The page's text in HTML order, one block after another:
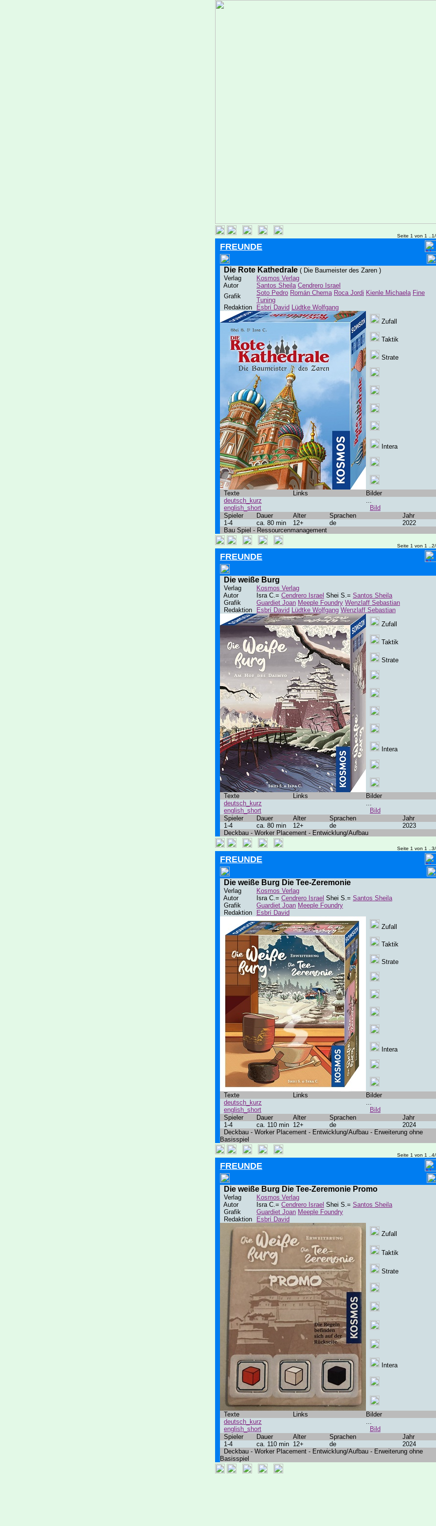
Seite 1 von 1
FREUNDE
Die Rote Kathedrale ( Die Baumeister des Zaren )
Verlag
Kosmos Verlag
Autor
Santos Sheila Cendrero Israel
Grafik
Soto Pedro Román Chema Roca Jordi Kienle Michaela Fine
Tuning
Redaktion
Esbrí David Lüdtke Wolfgang
Zufall
Taktik
Strate
Intera
Texte Links
Bilder
deutsch_kurz
english_short
...
Bild
Spieler
Dauer Alter Sprachen
Jahr
1-4
ca. 80 min 12+ de
2022
Bau Spiel - Ressourcenmanagement
Seite 1 von 1
FREUNDE
Die weiße Burg
Verlag
Kosmos Verlag
Autor
Isra C.= Cendrero Israel Shei S.= Santos Sheila
Grafik
Guardiet Joan Meeple Foundry Wenzlaff Sebastian
Redaktion
Esbrí David Lüdtke Wolfgang Wenzlaff Sebastian
Zufall
Taktik
Strate
Intera
Texte Links
Bilder
deutsch_kurz
english_short
...
Bild
Spieler
Dauer Alter Sprachen
Jahr
1-4
ca. 80 min 12+ de
2023
Deckbau - Worker Placement - Entwicklung/Aufbau
Seite 1 von 1
FREUNDE
Die weiße Burg Die Tee-Zeremonie
Verlag
Kosmos Verlag
Autor
Isra C.= Cendrero Israel Shei S.= Santos Sheila
Grafik
Guardiet Joan Meeple Foundry
Redaktion
Esbrí David
Zufall
Taktik
Strate
Intera
Texte Links
Bilder
deutsch_kurz
english_short
...
Bild
Spieler
Dauer Alter Sprachen
Jahr
1-4
ca. 110 min 12+ de
2024
Deckbau - Worker Placement - Entwicklung/Aufbau - Erweiterung ohne
Basisspiel
Seite 1 von 1
FREUNDE
Die weiße Burg Die Tee-Zeremonie Promo
Verlag
Kosmos Verlag
Autor
Isra C.= Cendrero Israel Shei S.= Santos Sheila
Grafik
Guardiet Joan Meeple Foundry
Redaktion
Esbrí David
Zufall
Taktik
Strate
Intera
Texte Links
Bilder
deutsch_kurz
english_short
...
Bild
Spieler
Dauer Alter Sprachen
Jahr
1-4
ca. 110 min 12+ de
2024
Deckbau - Worker Placement - Entwicklung/Aufbau - Erweiterung ohne
Basisspiel